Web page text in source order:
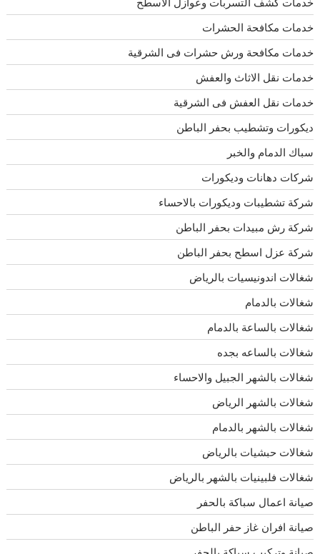
خدمات مكافحة الحشرات
خدمات مكافحة ورش حشرات فى الشرقية
خدمات نقل الاثاث والعفش
خدمات نقل العفش فى الشرقية
ديكورات وتشطيب بحفر الباطن
سباك الدمام والخبر
شركات دهانات وديكورات
شركة تشطيبات وديكورات بالاحساء
شركة رش مبيدات بحفر الباطن
شركة عزل اسطح بحفر الباطن
شغالات اندونيسيات بالرياض
شغالات بالدمام
شغالات بالساعة بالدمام
شغالات بالساعه بجده
شغالات بالشهر الجبيل والاحساء
شغالات بالشهر الرياض
شغالات بالشهر بالدمام
شغالات حبشيات بالرياض
شغالات فلبينيات بالشهر بالرياض
صيانة اعمال سباكة بالحفر
صيانة افران غاز حفر الباطن